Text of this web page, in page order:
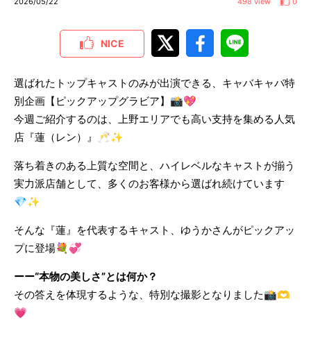
NICE
選ばれたトップキャストのみが出演できる、キャバキャバ特
別企画【ピックアップグラビア】📸💖
今週ご紹介するのは、上野エリアでも高い支持を集める人気
店『蓮（レン）』🥂✨
落ち着きのある上質な空間と、ハイレベルなキャストが揃う
実力派店舗として、多くのお客様から選ばれ続けています
💎✨
そんな『蓮』を代表するキャスト、ゆうかさんがピックアッ
プに登場💐💞
ーー“本物の美しさ”とは何か？
その答えを体現するような、特別な撮影となりました📸🫶
💗